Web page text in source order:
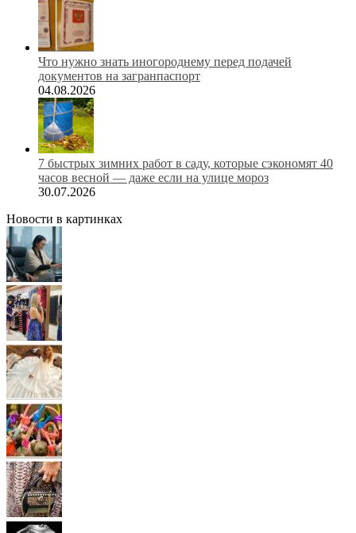
Что нужно знать иногороднему перед подачей
документов на загранпаспорт
04.08.2026
7 быстрых зимних работ в саду, которые сэкономят 40
часов весной — даже если на улице мороз
30.07.2026
Новости в картинках